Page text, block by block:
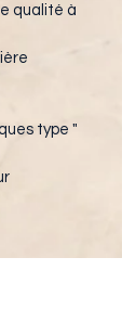
qualité à
type "